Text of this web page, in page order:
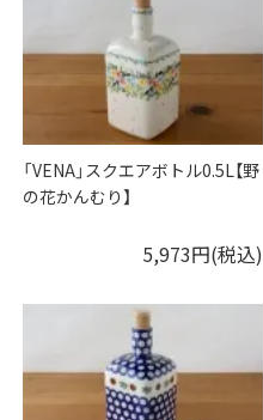
「VENA」スクエアボトル0.5L【野
の花かんむり】
5,973円(税込)